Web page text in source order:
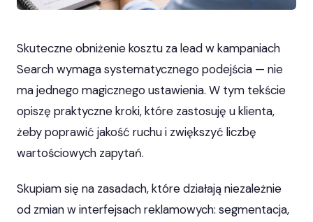
Skuteczne obniżenie kosztu za lead w kampaniach
Search wymaga systematycznego podejścia — nie
ma jednego magicznego ustawienia. W tym tekście
opiszę praktyczne kroki, które zastosuję u klienta,
żeby poprawić jakość ruchu i zwiększyć liczbę
wartościowych zapytań.
Skupiam się na zasadach, które działają niezależnie
od zmian w interfejsach reklamowych: segmentacja,